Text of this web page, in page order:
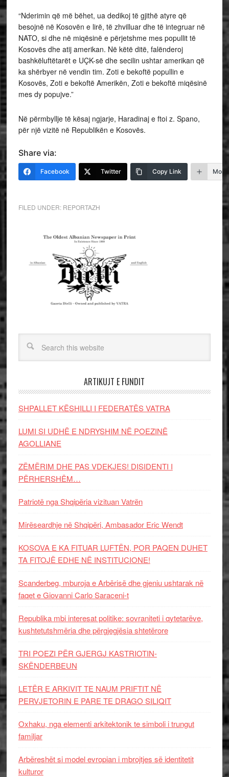
“Nderimin që më bëhet, ua dedikoj të gjithë atyre që
besojnë në Kosovën e lirë, të zhvilluar dhe të integruar në
NATO, si dhe në miqësinë e përjetshme mes popullit të
Kosovës dhe atij amerikan. Në këtë ditë, falënderoj
bashkëluftëtarët e UÇK-së dhe secilin ushtar amerikan që
ka shërbyer në vendin tim. Zoti e bekoftë popullin e
Kosovës, Zoti e bekoftë Amerikën, Zoti e bekoftë miqësinë
mes dy popujve.”
Në përmbyllje të kësaj ngjarje, Haradinaj e ftoi z. Spano,
për një vizitë në Republikën e Kosovës.
Share via:
Facebook Twitter Copy Link More
FILED UNDER: REPORTAZH
ARTIKUJT E FUNDIT
SHPALLET KËSHILLI I FEDERATËS VATRA
LUMI SI UDHË E NDRYSHIM NË POEZINË
AGOLLIANE
ZËMËRIM DHE PAS VDEKJES! DISIDENTI I
PËRHERSHËM…
Patriotë nga Shqipëria vizituan Vatrën
Mirëseardhje në Shqipëri, Ambasador Eric Wendt
KOSOVA E KA FITUAR LUFTËN, POR PAQEN DUHET
TA FITOJË EDHE NË INSTITUCIONE!
Scanderbeg, mburoja e Arbërisë dhe gjeniu ushtarak në
faqet e Giovanni Carlo Saraceni-t
Republika mbi interesat politike: sovraniteti i qytetarëve,
kushtetutshmëria dhe përgjegjësia shtetërore
TRI POEZI PËR GJERGJ KASTRIOTIN-
SKËNDERBEUN
LETËR E ARKIVIT TE NAUM PRIFTIT NË
PERVJETORIN E PARE TE DRAGO SILIQIT
Oxhaku, nga elementi arkitektonik te simboli i trungut
familjar
Arbëreshët si model evropian i mbrojtjes së identitetit
kulturor